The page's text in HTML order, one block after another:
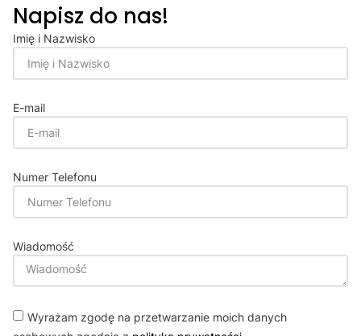
Napisz do nas!
Imię i Nazwisko
E-mail
Numer Telefonu
Wiadomość
Wyrażam zgodę na przetwarzanie moich danych